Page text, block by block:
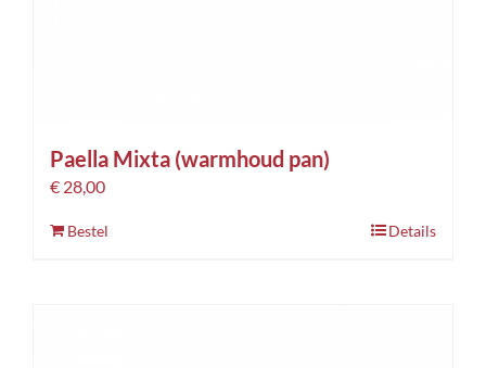
Paella Mixta (warmhoud pan)
€ 28,00
Bestel Details